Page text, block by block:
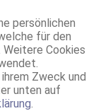
persönlichen
für den
Cookies
Zweck und
unten auf